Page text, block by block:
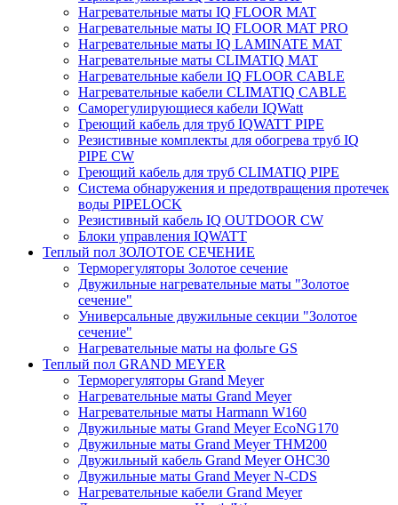
Нагревательные маты IQ FLOOR MAT
Нагревательные маты IQ FLOOR MAT PRO
Нагревательные маты IQ LAMINATE MAT
Нагревательные маты CLIMATIQ MAT
Нагревательные кабели IQ FLOOR CABLE
Нагревательные кабели CLIMATIQ CABLE
Саморегулирующиеся кабели IQWatt
Греющий кабель для труб IQWATT PIPE
Резистивные комплекты для обогрева труб IQ
PIPE CW
Греющий кабель для труб CLIMATIQ PIPE
Система обнаружения и предотвращения протечек
воды PIPELOCK
Резистивный кабель IQ OUTDOOR CW
Блоки управления IQWATT
Теплый пол ЗОЛОТОЕ СЕЧЕНИЕ
Терморегуляторы Золотое сечение
Двужильные нагревательные маты "Золотое
сечение"
Универсальные двужильные секции "Золотое
сечение"
Нагревательные маты на фольге GS
Теплый пол GRAND MEYER
Терморегуляторы Grand Meyer
Нагревательные маты Grand Meyer
Нагревательные маты Harmann W160
Двужильные маты Grand Meyer EcoNG170
Двужильные маты Grand Meyer THM200
Двужильный кабель Grand Meyer OHC30
Двужильные маты Grand Meyer N-CDS
Нагревательные кабели Grand Meyer